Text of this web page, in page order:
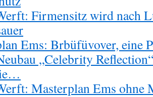
Firmensitz wird nach
Ems: Brbüfüvover, eine
„Celebrity
Masterplan Ems ohne